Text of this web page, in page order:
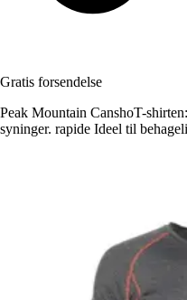
Gratis forsendelse
Peak Mountain CanshoT-
syninger. rapide Ideel til